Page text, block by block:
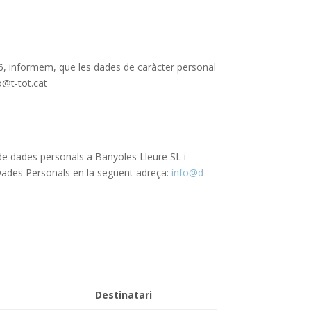
informem, que les dades de caràcter personal
tot.cat
dades personals a Banyoles Lleure SL i
Personals en la següent adreça: info@d-
Destinatari